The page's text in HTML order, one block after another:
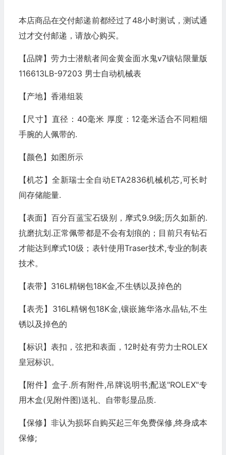
本店商品在交付邮递前都经过了48小时测试，测试通
过才交付邮递，请放心购买。
【品牌】劳力士潜航者间金黄金面水鬼v7镶钻限量版
116613LB-97203 男士自动机械表
【产地】香港组装
【尺寸】直径：40毫米 厚度：12毫米适合不同粗细
手腕的人佩带的.
【颜色】如图所示
【机芯】全新瑞士全自动ETA2836机械机芯,可长时
间存储能量.
【表面】百分百蓝宝石级别，摩式9.9级;历久如新的.
抗磨抗划.正常佩带都是不会有划痕的；目前只有钻石
才能达到摩式10级；表针使用Traser技术,专业的制表
技术。
【表带】316L精钢包18K金,不生锈以及掉色的
【表壳】316L精钢包18K金,镶嵌施华洛水晶钻,不生
锈以及掉色的
【标识】表扣，弦把和表面，12时处有劳力士ROLEX
皇冠标识。
【附件】盒子.所有附件,吊牌说明书;配送"ROLEX"专
用木盒(见附件图)送礼、自带彰显品质.
【保修】非认为损坏自购买起三年免费保修,终身成本
保修;